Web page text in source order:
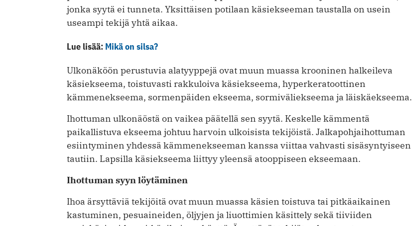
jonka syytä ei tunneta. Yksittäisen potilaan käsiekseeman taustalla on usein
useampi tekijä yhtä aikaa.
Lue lisää: Mikä on silsa?
Ulkonäköön perustuvia alatyyppejä ovat muun muassa krooninen halkeileva
käsiekseema, toistuvasti rakkuloiva käsiekseema, hyperkeratoottinen
kämmenekseema, sormenpäiden ekseema, sormiväliekseema ja läiskäekseema.
Ihottuman ulkonäöstä on vaikea päätellä sen syytä. Keskelle kämmentä
paikallistuva ekseema johtuu harvoin ulkoisista tekijöistä. Jalkapohjaihottuman
esiintyminen yhdessä kämmenekseeman kanssa viittaa vahvasti sisäsyntyiseen
tautiin. Lapsilla käsiekseema liittyy yleensä atooppiseen ekseemaan.
Ihottuman syyn löytäminen
Ihoa ärsyttäviä tekijöitä ovat muun muassa käsien toistuva tai pitkäaikainen
kastuminen, pesuaineiden, öljyjen ja liuottimien käsittely sekä tiiviiden